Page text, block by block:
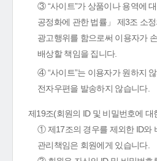
③ “사이트”가 상품이나 용역에
공정화에 관한 법률」 제3조 소
광고행위를 함으로써 이용자가
배상할 책임을 집니다.
④ “사이트”는 이용자가 원하지
전자우편을 발송하지 않습니다.
제19조(회원의 ID 및 비밀번호에 대
① 제17조의 경우를 제외한 ID와
관리책임은 회원에게 있습니다.